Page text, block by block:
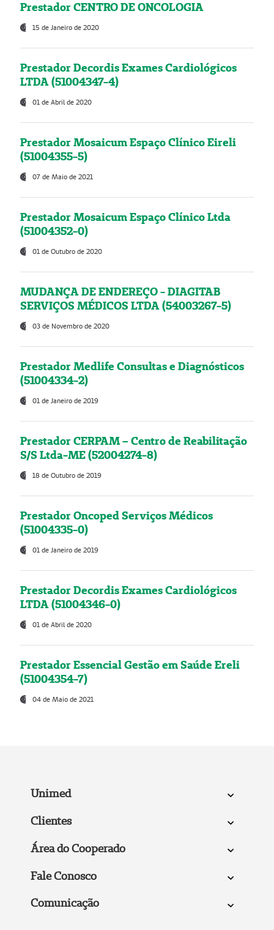
Prestador CENTRO DE ONCOLOGIA
15 de Janeiro de 2020
Prestador Decordis Exames Cardiológicos
LTDA (51004347-4)
01 de Abril de 2020
Prestador Mosaicum Espaço Clínico Eireli
(51004355-5)
07 de Maio de 2021
Prestador Mosaicum Espaço Clínico Ltda
(51004352-0)
01 de Outubro de 2020
MUDANÇA DE ENDEREÇO - DIAGITAB
SERVIÇOS MÉDICOS LTDA (54003267-5)
03 de Novembro de 2020
Prestador Medlife Consultas e Diagnósticos
(51004334-2)
01 de Janeiro de 2019
Prestador CERPAM – Centro de Reabilitação
S/S Ltda-ME (52004274-8)
18 de Outubro de 2019
Prestador Oncoped Serviços Médicos
(51004335-0)
01 de Janeiro de 2019
Prestador Decordis Exames Cardiológicos
LTDA (51004346-0)
01 de Abril de 2020
Prestador Essencial Gestão em Saúde Ereli
(51004354-7)
04 de Maio de 2021
Unimed
Clientes
Área do Cooperado
Fale Conosco
Comunicação